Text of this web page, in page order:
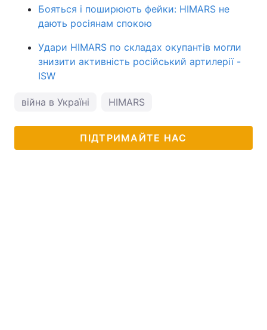
Бояться і поширюють фейки: HIMARS не
дають росіянам спокою
Удари HIMARS по складах окупантів могли
знизити активність російський артилерії -
ISW
війна в Україні HIMARS
ПІДТРИМАЙТЕ НАС